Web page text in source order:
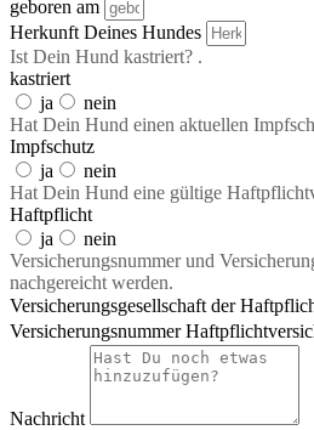
geboren am
Herkunft Deines Hundes
Ist Dein Hund kastriert? .
kastriert
ja
nein
Hat Dein Hund einen aktuellen
Impfschutz
ja
nein
Hat Dein Hund eine gültige
Haftpflicht
ja
nein
Versicherungsnummer und
nachgereicht werden.
Versicherungsgesellschaft der
Versicherungsnummer
Nachricht